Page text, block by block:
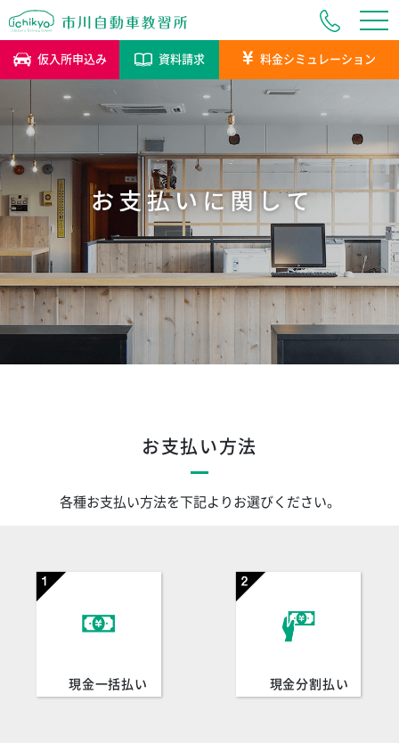
お支払い方法
各種お支払い方法を下記よりお選びください。
現金一括払い 現金分割払い
仮入所申込み 資料請求 料金シミュレーション